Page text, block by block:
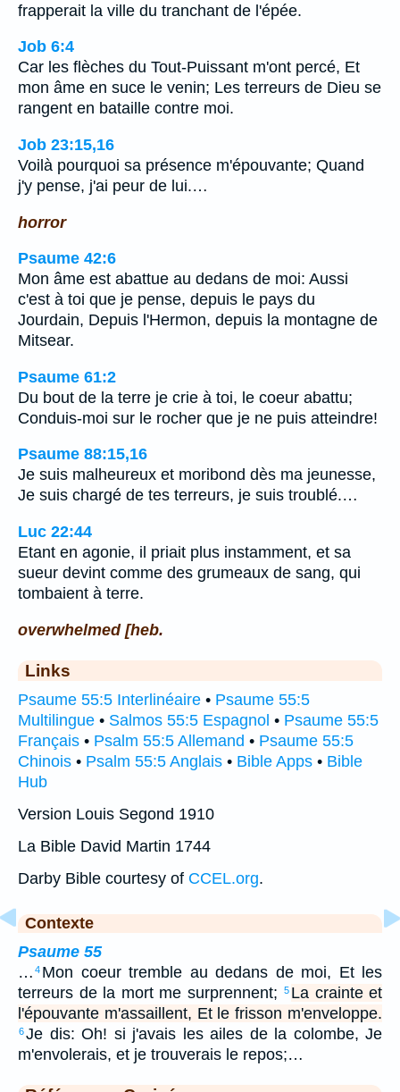
frapperait la ville du tranchant de l'épée.
Job 6:4
Car les flèches du Tout-Puissant m'ont percé, Et
mon âme en suce le venin; Les terreurs de Dieu se
rangent en bataille contre moi.
Job 23:15,16
Voilà pourquoi sa présence m'épouvante; Quand
j'y pense, j'ai peur de lui.…
horror
Psaume 42:6
Mon âme est abattue au dedans de moi: Aussi
c'est à toi que je pense, depuis le pays du
Jourdain, Depuis l'Hermon, depuis la montagne de
Mitsear.
Psaume 61:2
Du bout de la terre je crie à toi, le coeur abattu;
Conduis-moi sur le rocher que je ne puis atteindre!
Psaume 88:15,16
Je suis malheureux et moribond dès ma jeunesse,
Je suis chargé de tes terreurs, je suis troublé.…
Luc 22:44
Etant en agonie, il priait plus instamment, et sa
sueur devint comme des grumeaux de sang, qui
tombaient à terre.
overwhelmed [heb.
Links
Psaume 55:5 Interlinéaire • Psaume 55:5
Multilingue • Salmos 55:5 Espagnol • Psaume 55:5
Français • Psalm 55:5 Allemand • Psaume 55:5
Chinois • Psalm 55:5 Anglais • Bible Apps • Bible
Hub
Version Louis Segond 1910
La Bible David Martin 1744
Darby Bible courtesy of CCEL.org.
Contexte
Psaume 55
… 4 Mon coeur tremble au dedans de moi, Et les
terreurs de la mort me surprennent;
5 La crainte et
l'épouvante m'assaillent, Et le frisson m'enveloppe.
6Je dis: Oh! si j'avais les ailes de la colombe, Je
m'envolerais, et je trouverais le repos;…